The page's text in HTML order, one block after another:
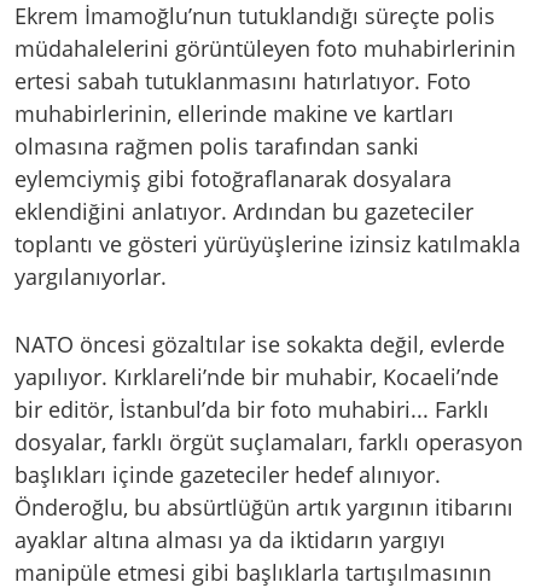
Ekrem İmamoğlu’nun tutuklandığı süreçte polis
müdahalelerini görüntüleyen foto muhabirlerinin
ertesi sabah tutuklanmasını hatırlatıyor. Foto
muhabirlerinin, ellerinde makine ve kartları
olmasına rağmen polis tarafından sanki
eylemciymiş gibi fotoğraflanarak dosyalara
eklendiğini anlatıyor. Ardından bu gazeteciler
toplantı ve gösteri yürüyüşlerine izinsiz katılmakla
yargılanıyorlar.
NATO öncesi gözaltılar ise sokakta değil, evlerde
yapılıyor. Kırklareli’nde bir muhabir, Kocaeli’nde
bir editör, İstanbul’da bir foto muhabiri... Farklı
dosyalar, farklı örgüt suçlamaları, farklı operasyon
başlıkları içinde gazeteciler hedef alınıyor.
Önderoğlu, bu absürtlüğün artık yargının itibarını
ayaklar altına alması ya da iktidarın yargıyı
manipüle etmesi gibi başlıklarla tartışılmasının